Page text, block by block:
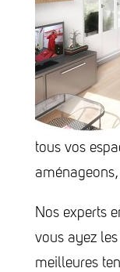
tous vos
Nos experts
vous ayez
meilleures